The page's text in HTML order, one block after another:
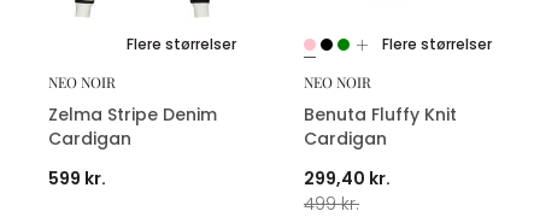
Flere størrelser
NEO NOIR
Zelma Stripe Denim
Cardigan
599 kr.
Flere størrelser
NEO NOIR
Benuta Fluffy Knit
Cardigan
299,40 kr.
499 kr.